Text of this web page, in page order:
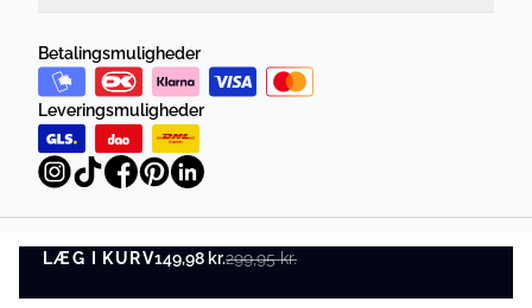
LÆG I KURV149,98 kr.299,95 kr.
LÆG I KURV
Betalingsmuligheder
Leveringsmuligheder
Privatlivspolitik Vilkår og betingelser